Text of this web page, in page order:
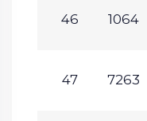
46 1064
47 7263